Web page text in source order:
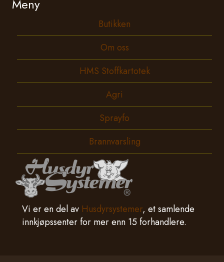
Meny
Butikken
Om oss
HMS Stoffkartotek
Agri
Sprayfo
Brannvarsling
Vi er en del av Husdyrsystemer, et samlende
innkjøpssenter for mer enn 15 forhandlere.